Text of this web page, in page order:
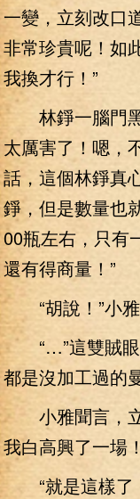
一變，立刻改口
非常珍貴呢！如
我換才行！”
林錚一腦門黑
太厲害了！嗯，
話，這個林錚真
錚，但是數量也
00瓶左右，只有
還有得商量！”
“胡說！”小雅
“…”這雙賊眼！
都是沒加工過的
小雅聞言，立
我白高興了一場
“就是這樣了